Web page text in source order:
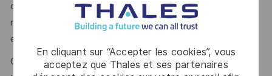
En cliquant sur “Accepter les cookies”, vous
acceptez que Thales et ses partenaires
d'expérience, vous êtes force de proposition, aimant
relever les challenges. Vous avez le sens de l'engagement
et des résultats.
On vous reconnait pour votre communication et capacité à